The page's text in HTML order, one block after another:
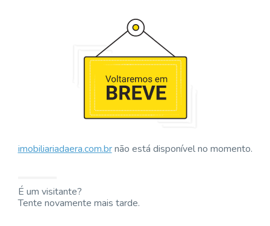
imobiliariadaera.com.brnão está disponível no momento.
É um visitante?
Tente novamente mais tarde.